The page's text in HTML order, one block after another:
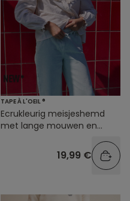
TAPE À L'OEIL ®
Ecrukleurig meisjeshemd
met lange mouwen en
19,99 €